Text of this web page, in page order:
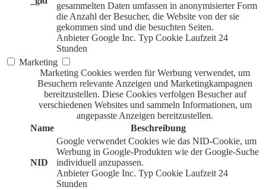
gesammelten Daten umfassen in anonymisierter Form
die Anzahl der Besucher, die Website von der sie
gekommen sind und die besuchten Seiten.
Anbieter Google Inc. Typ Cookie Laufzeit 24
Stunden
Marketing
Marketing Cookies werden für Werbung verwendet, um
Besuchern relevante Anzeigen und Marketingkampagnen
bereitzustellen. Diese Cookies verfolgen Besucher auf
verschiedenen Websites und sammeln Informationen, um
angepasste Anzeigen bereitzustellen.
Name
Beschreibung
NID
Google verwendet Cookies wie das NID-Cookie, um
Werbung in Google-Produkten wie der Google-Suche
individuell anzupassen.
Anbieter Google Inc. Typ Cookie Laufzeit 24
Stunden